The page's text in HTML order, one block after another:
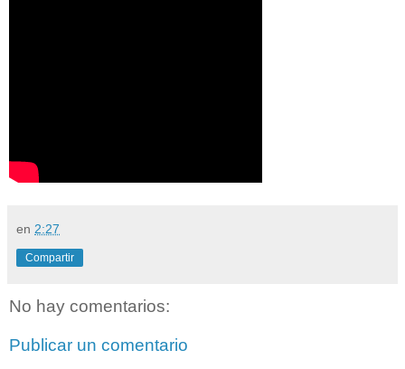
en 2:27
Compartir
No hay comentarios:
Publicar un comentario